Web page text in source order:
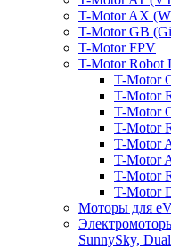
T-Motor AX
T-Motor GB
T-Motor FPV
T-Motor Robot
T-Motor
T-Motor
T-Motor
T-Motor
T-Motor
T-Motor
T-Motor
T-Motor
Моторы для
SunnySky,